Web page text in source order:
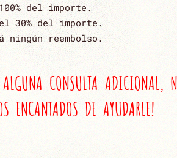
del importe.
30% del importe.
reembolso.
CONSULTA ADICIONAL,
ENCANTADOS DE AYUDARLE!